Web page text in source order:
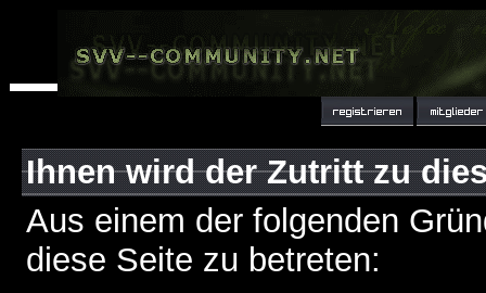
Ihnen wird der Zutritt zu
Aus einem der folgenden
diese Seite zu betreten: